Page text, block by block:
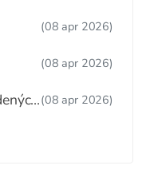
(08 apr 2026)
(08 apr 2026)
(08 apr 2026)